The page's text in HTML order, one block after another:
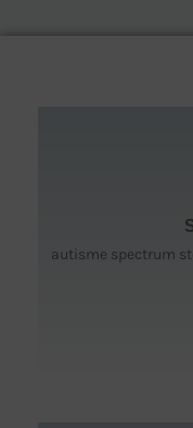
autisme spectrum
- streven naar het zo
- nood hebben aan